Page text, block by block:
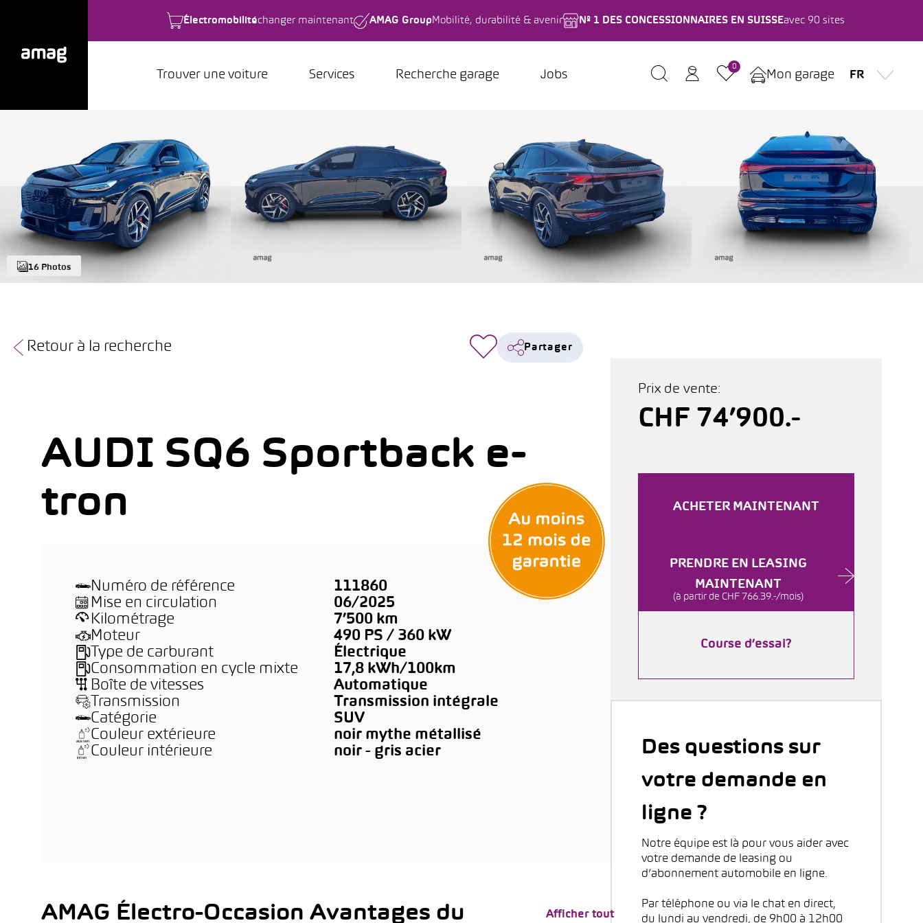
Électromobilitéchanger maintenant AMAG Group Mobilité, durabilité & avenir Nº 1 DES CONCESSIONNAIRES EN SUISSEavec 90 sites
Trouver une voiture Services Recherche garage Jobs
0
Mon garage FR
16 Photos
Retour à la recherche Partager
AUDI SQ6 Sportback e-
tron
Numéro de référence
111860
Mise en circulation
06/2025
Kilométrage
7’500 km
Moteur
490 PS / 360 kW
Type de carburant
Électrique
Consommation en cycle mixte
17,8 kWh/100km
Boîte de vitesses
Automatique
Transmission
Transmission intégrale
Catégorie
SUV
Couleur extérieure
noir mythe métallisé
Couleur intérieure
noir - gris acier
AMAG Électro-Occasion Avantages du
Afficher tout
Prix de vente:
CHF 74’900.-
ACHETER MAINTENANT
PRENDRE EN LEASING
MAINTENANT
(à partir de CHF 766.39.-/mois)
Course d’essai?
Des questions sur
votre demande en
ligne ?
Notre équipe est là pour vous aider avec
votre demande de leasing ou
d’abonnement automobile en ligne.
Par téléphone ou via le chat en direct,
du lundi au vendredi, de 9h00 à 12h00